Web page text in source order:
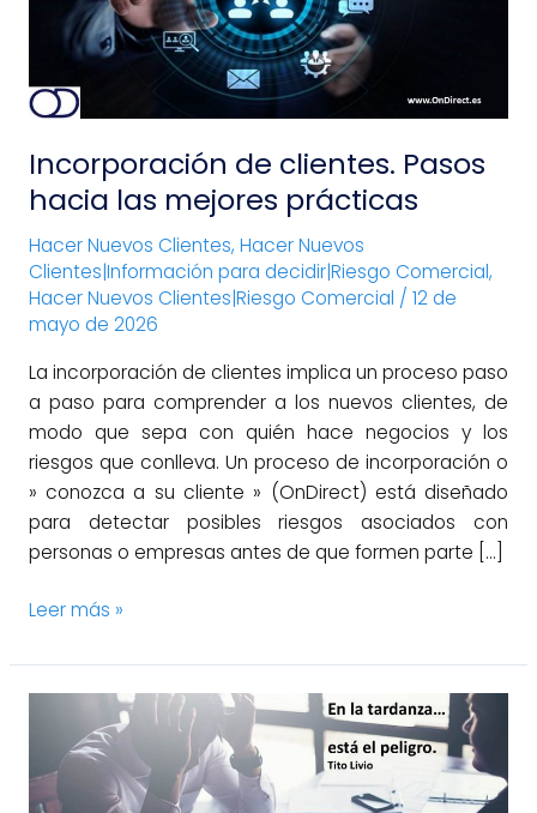
Incorporación de clientes. Pasos
hacia las mejores prácticas
Hacer Nuevos Clientes, Hacer Nuevos
Clientes|Información para decidir|Riesgo Comercial,
Hacer Nuevos Clientes|Riesgo Comercial / 12 de
mayo de 2026
La incorporación de clientes implica un proceso paso
a paso para comprender a los nuevos clientes, de
modo que sepa con quién hace negocios y los
riesgos que conlleva. Un proceso de incorporación o
» conozca a su cliente » (OnDirect) está diseñado
para detectar posibles riesgos asociados con
personas o empresas antes de que formen parte […]
mejores
prácticas
Leer más »
alerta
para